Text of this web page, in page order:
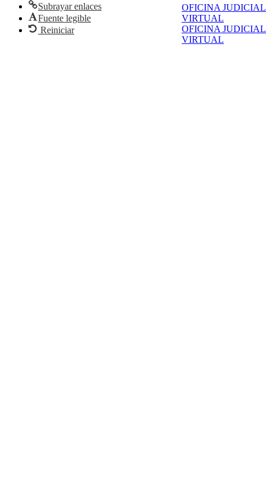
OFICINA JUDICIAL
VIRTUAL
OFICINA JUDICIAL
VIRTUAL
Subrayar enlaces
Fuente legible
Reiniciar